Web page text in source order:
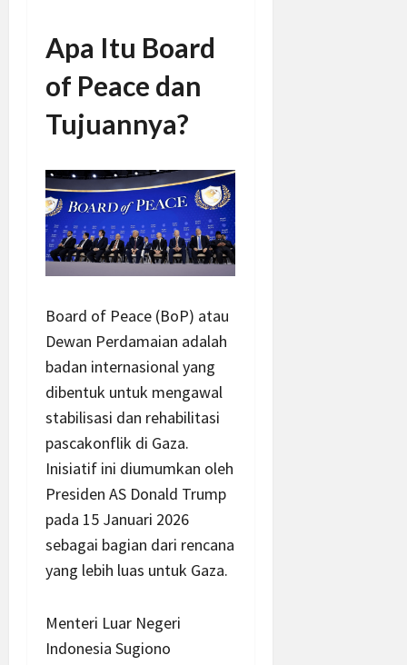
Apa Itu Board
of Peace dan
Tujuannya?
Board of Peace (BoP) atau
Dewan Perdamaian adalah
badan internasional yang
dibentuk untuk mengawal
stabilisasi dan rehabilitasi
pascakonflik di Gaza.
Inisiatif ini diumumkan oleh
Presiden AS Donald Trump
pada 15 Januari 2026
sebagai bagian dari rencana
yang lebih luas untuk Gaza.
Menteri Luar Negeri
Indonesia Sugiono